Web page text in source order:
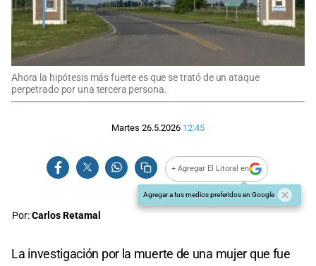
Ahora la hipótesis más fuerte es que se trató de un ataque
perpetrado por una tercera persona.
Martes 26.5.2026 12:45
+ Agregar El Litoral en
Agregar a tus medios preferidos en Google
Por:Carlos Retamal
La investigación por la muerte de una mujer que fue